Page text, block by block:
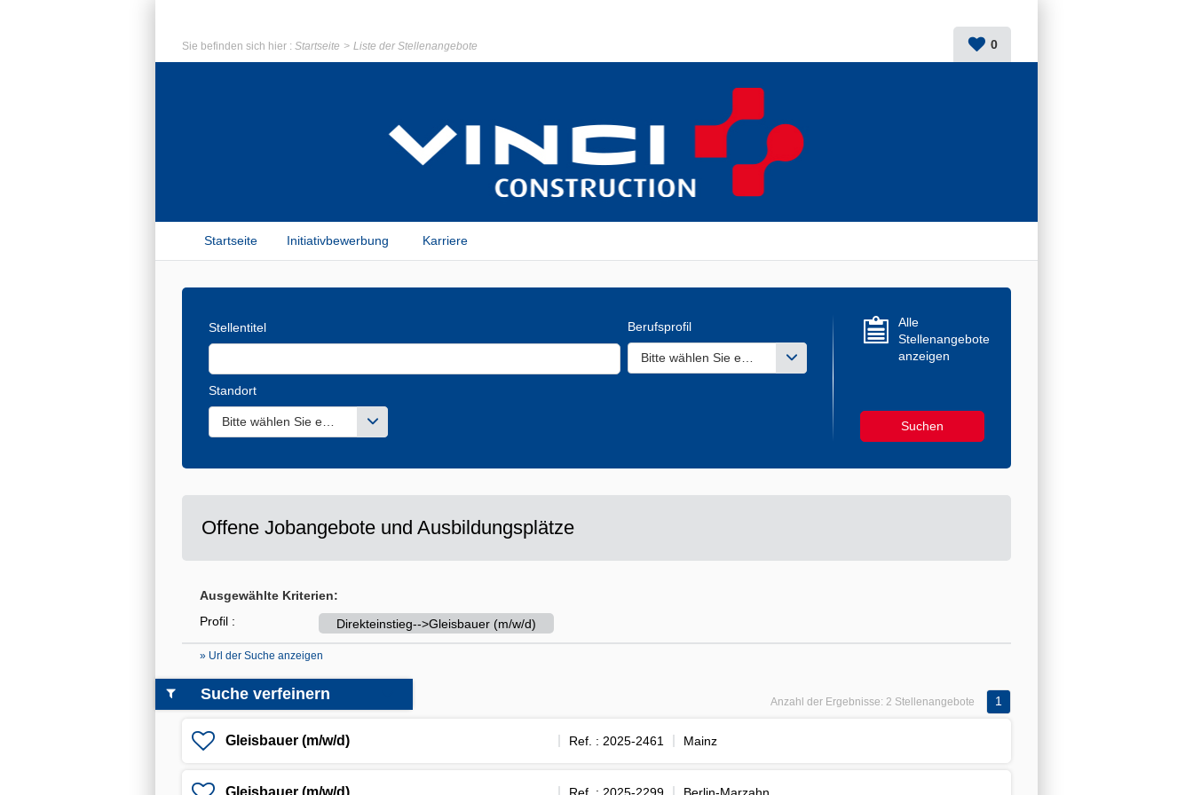
Sie befinden sich hier : Startseite Liste der Stellenangebote 0
Startseite Initiativbewerbung Karriere
Stellentitel Berufsprofil
Bitte wählen Sie einen oder mehrere Werte aus
Standort
Bitte wählen Sie einen oder mehrere Werte aus
Alle
Stellenangebote
anzeigen
Offene Jobangebote und Ausbildungsplätze
Ausgewählte Kriterien:
Profil :
Direkteinstieg-->Gleisbauer (m/w/d)
» Url der Suche anzeigen
Anzahl der Ergebnisse: 2 Stellenangebote 1
Gleisbauer (m/w/d) Ref. : 2025-2461 Mainz
Gleisbauer (m/w/d)
Suche verfeinern